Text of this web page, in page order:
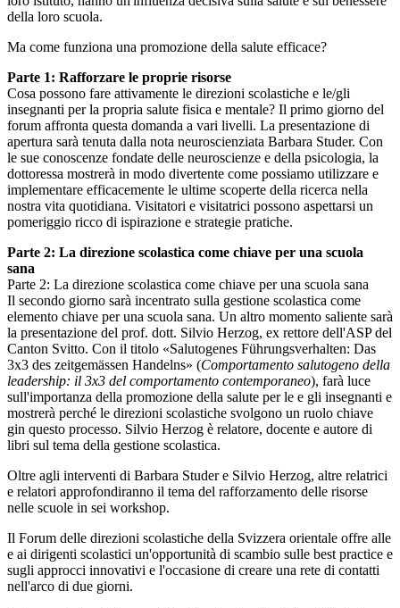
della loro scuola.
Ma come funziona una promozione della salute efficace?
Parte 1: Rafforzare le proprie risorse
Cosa possono fare attivamente le direzioni scolastiche e le/gli
insegnanti per la propria salute fisica e mentale? Il primo giorno del
forum affronta questa domanda a vari livelli. La presentazione di
apertura sarà tenuta dalla nota neuroscienziata Barbara Studer. Con
le sue conoscenze fondate delle neuroscienze e della psicologia, la
dottoressa mostrerà in modo divertente come possiamo utilizzare e
implementare efficacemente le ultime scoperte della ricerca nella
nostra vita quotidiana. Visitatori e visitatrici possono aspettarsi un
pomeriggio ricco di ispirazione e strategie pratiche.
Parte 2: La direzione scolastica come chiave per una scuola
sana
Parte 2: La direzione scolastica come chiave per una scuola sana
Il secondo giorno sarà incentrato sulla gestione scolastica come
elemento chiave per una scuola sana. Un altro momento saliente sarà
la presentazione del prof. dott. Silvio Herzog, ex rettore dell'ASP del
Canton Svitto. Con il titolo «Salutogenes Führungsverhalten: Das
3x3 des zeitgemässen Handelns» (Comportamento salutogeno della
leadership: il 3x3 del comportamento contemporaneo), farà luce
sull'importanza della promozione della salute per le e gli insegnanti e
mostrerà perché le direzioni scolastiche svolgono un ruolo chiave
gin questo processo. Silvio Herzog è relatore, docente e autore di
libri sul tema della gestione scolastica.
Oltre agli interventi di Barbara Studer e Silvio Herzog, altre relatrici
e relatori approfondiranno il tema del rafforzamento delle risorse
nelle scuole in sei workshop.
Il Forum delle direzioni scolastiche della Svizzera orientale offre alle
e ai dirigenti scolastici un'opportunità di scambio sulle best practice e
sugli approcci innovativi e l'occasione di creare una rete di contatti
nell'arco di due giorni.